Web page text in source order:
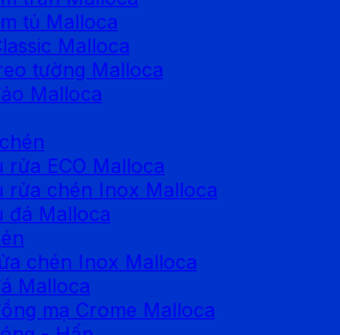
tủ Malloca
Malloca
tường Malloca
Malloca
rửa ECO Malloca
rửa chén Inox Malloca
đá Malloca
chén Inox Malloca
Malloca
mạ Crome Malloca